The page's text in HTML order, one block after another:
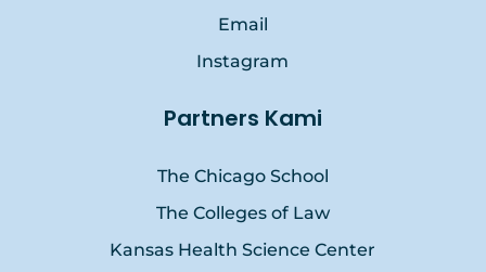
Email
Instagram
Partners Kami
The Chicago School
The Colleges of Law
Kansas Health Science Center